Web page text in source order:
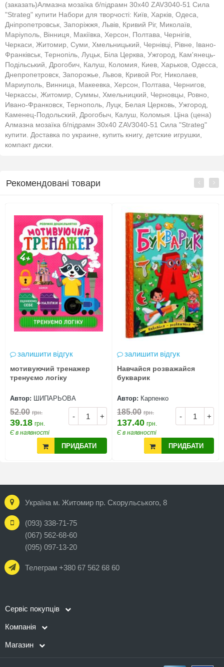
(заказать)Алмазна мозаїка б/підрамн 30х40 ZAV3040-51 Сила
"Strateg" купити Набори для творчості: Київ, Харків, Одеса,
Дніпропетровськ, Запоріжжя, Львів, Кривий Ріг, Миколаїв,
Маріуполь, Вінниця, Макіївка, Херсон, Полтава, Чернігів,
Черкаси, Житомир, Суми, Хмельницький, Чернівці, Рівне, Івано-
Франківськ, Тернопіль, Луцьк, Біла Церква, Ужгород, Кам'янець-
Подільський, Дрогобич, Калуш, Коломия, Киев, Харьков, Одесса,
Днепропетровск, Запорожье, Львов, Кривой Рог, Николаев,
Мариуполь, Винница, Макеевка, Херсон, Полтава, Чернигов,
Черкассы, Житомир, Суммы, Хмельницкий, Черновцы, Ровно,
Ивано-Франковск, Тернополь, Луцк, Белая Церковь, Ужгород,
Каменец-Подольский, Дрогобыч, Калуш, Коломыя. Ціна (цена)
Алмазна мозаїка б/підрамн 30х40 ZAV3040-51 Сила "Strateg"
купити. Доставка по украине, купить книгу, детские игрушки,
компакт диски.
Рекомендовані товари
залишити відгук
мотивуючий тренажер
тренуємо логіку
Автор: ШИПАРЬОВА
- +
52.00 грн.
39.18 грн.
Є в наявності
ПРИДБАТИ
залишити відгук
Навчайся розважайся
букварик
Автор: Карпенко
- +
185.00 грн.
137.40 грн.
Є в наявності
ПРИДБАТИ
Україна м. Житомир пр. Скорульського, 8
(093) 338-71-75
(067) 562-68-60
(095) 097-13-20
Телеграм +380 67 562 68 60
Сервіс покупців
Компанія
Магазин